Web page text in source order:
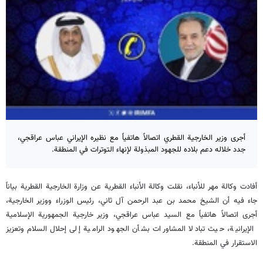
أجرى وزير الخارجية القطري اتصالاً هاتفياً مع نظيره الإيراني عباس عراقجي،
جدد خلاله دعم بلاده للجهود المبذولة لإنهاء التوترات في المنطقة.
أفادت وكالة مهر للأنباء، نقلت وكالة الأنباء القطرية عن وزارة الخارجية القطرية بياناً
جاء فيه أن الشيخ محمد بن عبد الرحمن آل ثاني، رئيس الوزراء ووزير الخارجية،
أجرى اتصالاً هاتفياً مع السيد عباس عراقجي، وزير خارجية الجمهورية الإسلامية
الإيرانية، حيث تبادلا المشاورات بشأن الجهود الرامية إلى إحلال السلام وتعزيز
الاستقرار في المنطقة.